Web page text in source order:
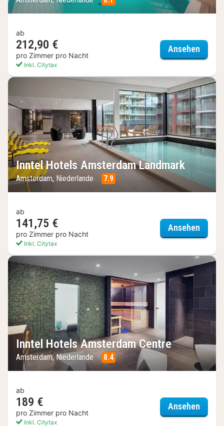
ab
212,90 €
pro Zimmer pro Nacht
Inkl. Citytax
Ansehen
Inntel Hotels Amsterdam Landmark
Amsterdam, Niederlande 7.9
ab
141,75 €
pro Zimmer pro Nacht
Inkl. Citytax
Ansehen
Inntel Hotels Amsterdam Centre
Amsterdam, Niederlande 8.4
ab
189 €
pro Zimmer pro Nacht
Inkl. Citytax
Ansehen